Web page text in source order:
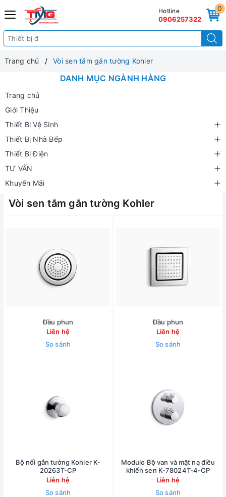
0
Hotline
0906257322
Trang chủ Vòi sen tắm gắn tường Kohler
DANH MỤC NGÀNH HÀNG
Trang chủ
Giới Thiệu
Thiết Bị Vệ Sinh
Thiết Bị Nhà Bếp
Thiết Bị Điện
TƯ VẤN
Khuyến Mãi
Vòi sen tắm gắn tường Kohler
Đầu phun
Liên hệ
So sánh
Đầu phun
Liên hệ
So sánh
Bộ nối gắn tường Kohler K-
20263T-CP
Liên hệ
So sánh
Modulo Bộ van và mặt nạ điều
khiển sen K-78024T-4-CP
Liên hệ
So sánh